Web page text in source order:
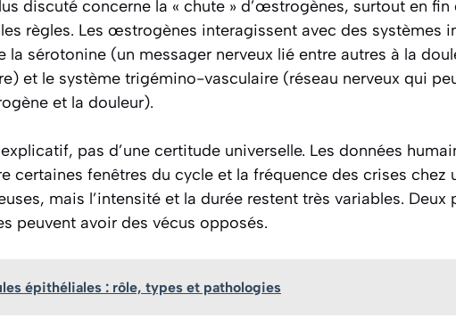
discuté concerne la « chute » d’œstrogènes, surtout en fin
règles. Les œstrogènes interagissent avec des systèmes
la sérotonine (un messager nerveux lié entre autres à la
et le système trigémino-vasculaire (réseau nerveux qui
et la douleur).
explicatif, pas d’une certitude universelle. Les données
certaines fenêtres du cycle et la fréquence des crises chez
mais l’intensité et la durée restent très variables. Deux
peuvent avoir des vécus opposés.
épithéliales : rôle, types et pathologies